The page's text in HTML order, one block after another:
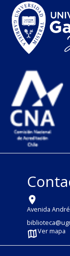
Avenida
Ver mapa